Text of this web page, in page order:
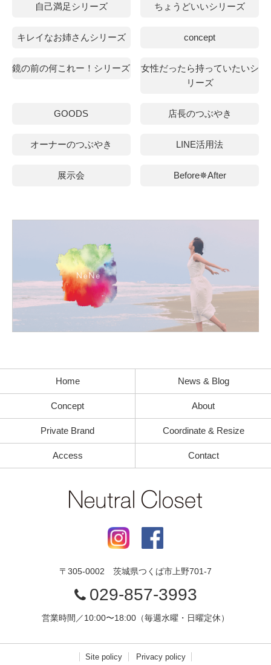
自己満足シリーズ ちょうどいいシリーズ
キレイなお姉さんシリーズ concept
鏡の前の何これー！シリーズ
女性だったら持っていたいシ
リーズ
GOODS 店長のつぶやき
オーナーのつぶやき LINE活用法
展示会 Before✵After
Home News & Blog
Concept About
Private Brand Coordinate & Resize
Access Contact
〒 305-0002 茨城県つくば市 上野701-7
029-857-3993
営業時間／10:00〜18:00（毎週水曜・日曜定休）
Site policy Privacy policy